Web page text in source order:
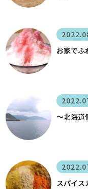
お家でふ
〜北海道
スパイス